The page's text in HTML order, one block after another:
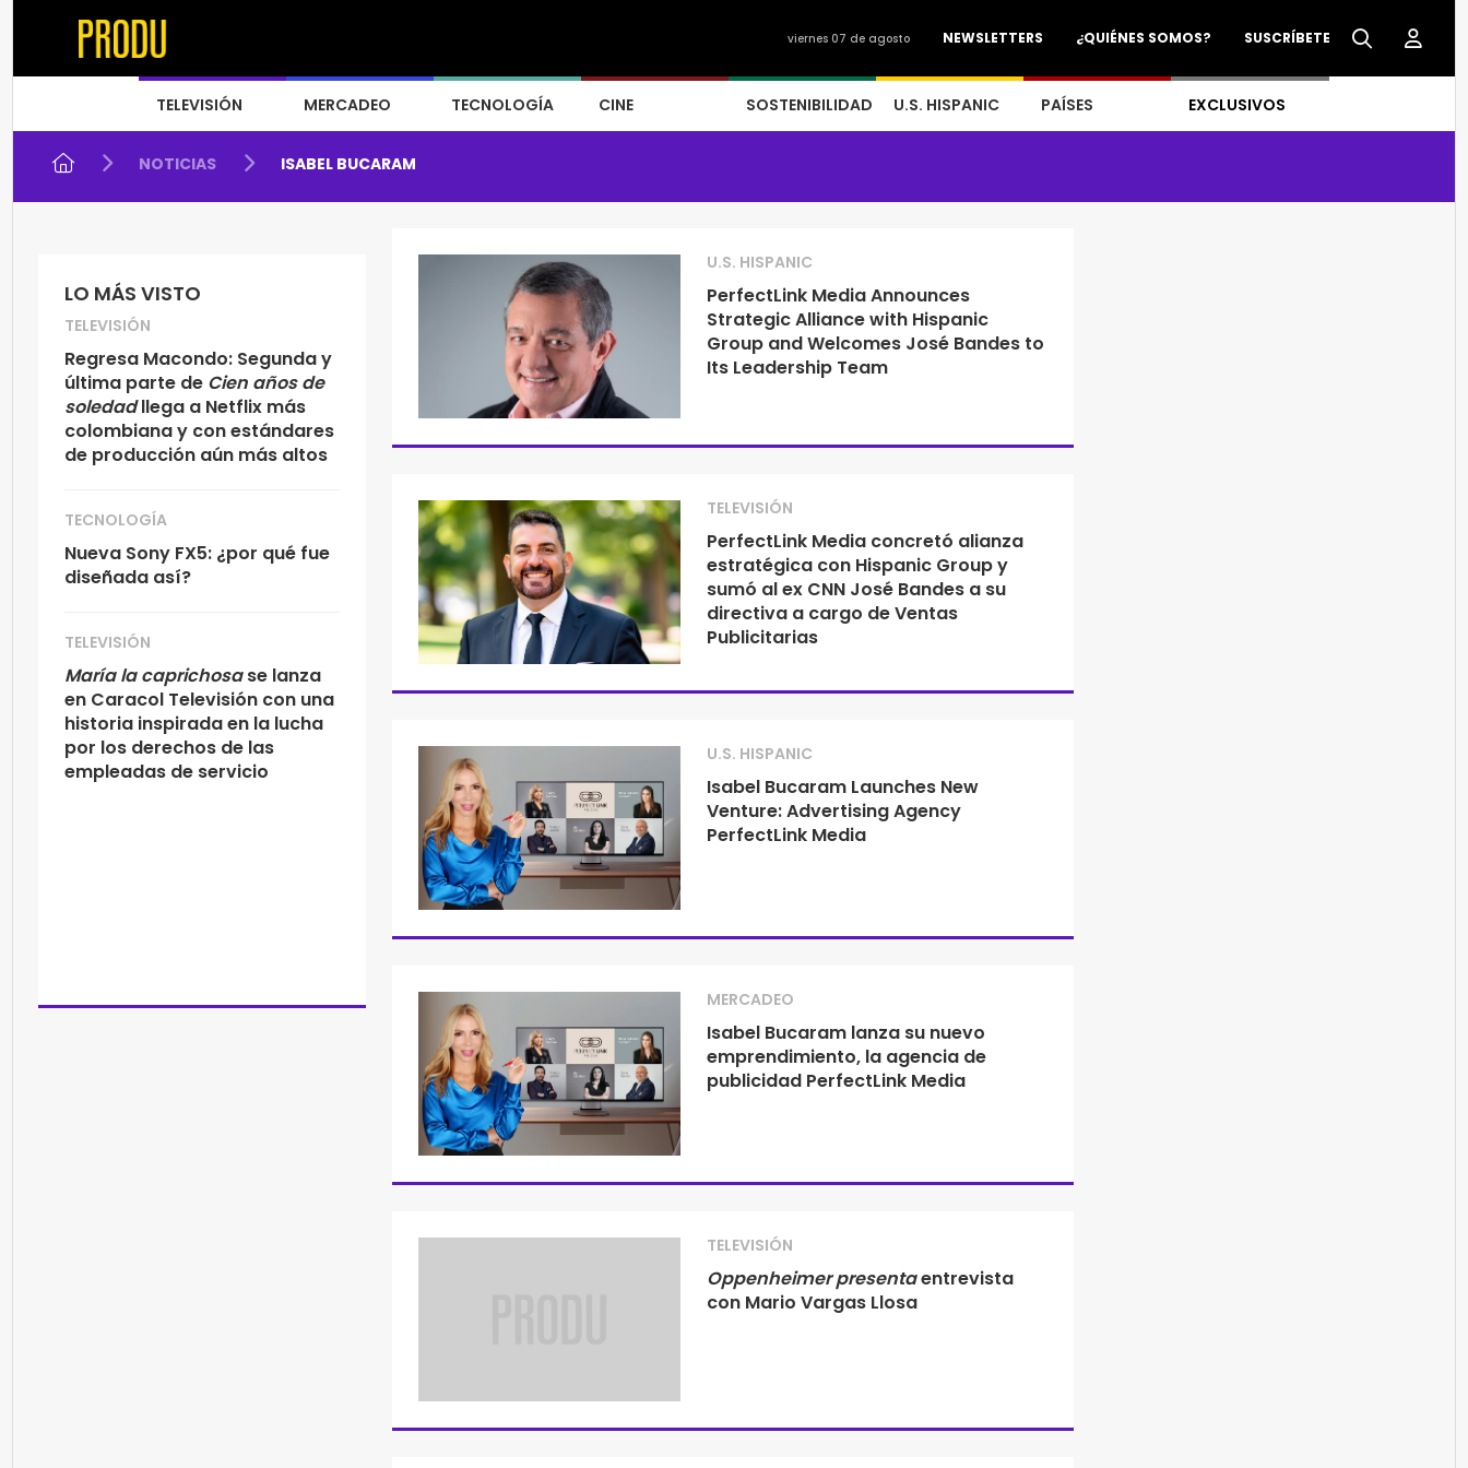
SUSCRÍBETE
¿QUIÉNES SOMOS?
NEWSLETTERS
viernes 07 de agosto
TELEVISIÓN MERCADEO TECNOLOGÍA CINE SOSTENIBILIDAD U.S. HISPANIC PAÍSES EXCLUSIVOS
NOTICIAS ISABEL BUCARAM
LO MÁS VISTO
TELEVISIÓN
Regresa Macondo: Segunda y
última parte de Cien años de
soledadllega a Netflix más
colombiana y con estándares
de producción aún más altos
TECNOLOGÍA
Nueva Sony FX5: ¿por qué fue
diseñada así?
TELEVISIÓN
María la caprichosase lanza
en Caracol Televisión con una
historia inspirada en la lucha
por los derechos de las
empleadas de servicio
U.S. HISPANIC
PerfectLink Media Announces
Strategic Alliance with Hispanic
Group and Welcomes José Bandes to
Its Leadership Team
TELEVISIÓN
PerfectLink Media concretó alianza
estratégica con Hispanic Group y
sumó al ex CNN José Bandes a su
directiva a cargo de Ventas
Publicitarias
U.S. HISPANIC
Isabel Bucaram Launches New
Venture: Advertising Agency
PerfectLink Media
MERCADEO
Isabel Bucaram lanza su nuevo
emprendimiento, la agencia de
publicidad PerfectLink Media
TELEVISIÓN
Oppenheimer presentaentrevista
con Mario Vargas Llosa